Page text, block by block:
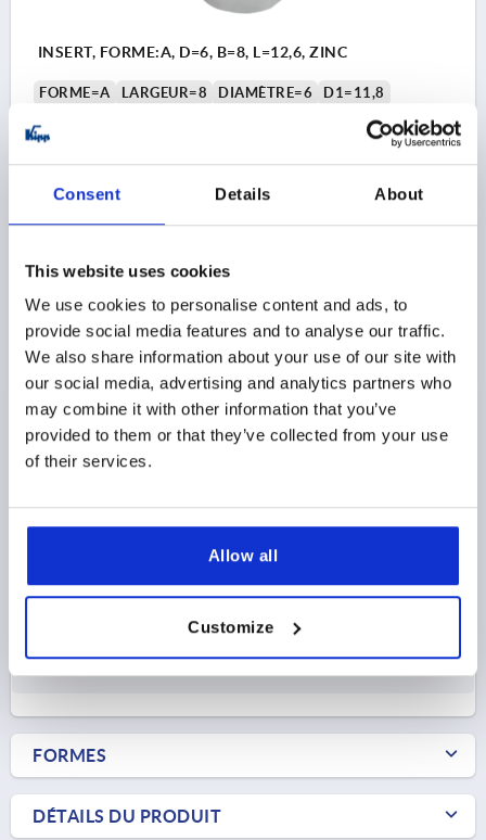
Consent Details About
This website uses cookies
We use cookies to personalise content and ads, to
provide social media features and to analyse our traffic.
We also share information about your use of our site with
our social media, advertising and analytics partners who
may combine it with other information that you’ve
provided to them or that they’ve collected from your use
of their services.
Allow all
Customize
INSERT, FORME:A, D=6, B=8, L=12,6, ZINC
FORME=A LARGEUR=8 DIAMÈTRE=6
D1=11,8
ÉPAISSEUR DU VANTAIL EN MM=0-1,5
$3.22
hors TVA
K2273
FORME=B LARGEUR=7,9 DIAMÈTRE=6,1
D1=16
hors TVA
FORMES
DÉTAILS DU PRODUIT